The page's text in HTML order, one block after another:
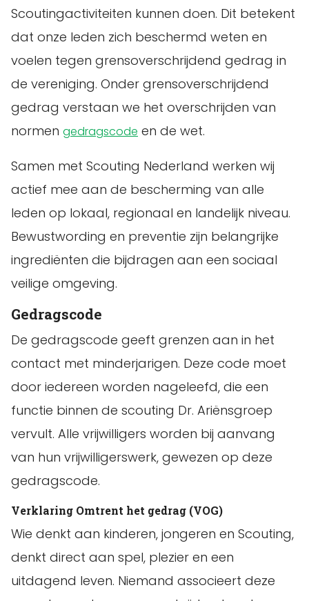
Scoutingactiviteiten kunnen doen. Dit betekent
dat onze leden zich beschermd weten en
voelen tegen grensoverschrijdend gedrag in
de vereniging. Onder grensoverschrijdend
gedrag verstaan we het overschrijden van
normen gedragscode en de wet.
Samen met Scouting Nederland werken wij
actief mee aan de bescherming van alle
leden op lokaal, regionaal en landelijk niveau.
Bewustwording en preventie zijn belangrijke
ingrediënten die bijdragen aan een sociaal
veilige omgeving.
Gedragscode
De gedragscode geeft grenzen aan in het
contact met minderjarigen. Deze code moet
door iedereen worden nageleefd, die een
functie binnen de scouting Dr. Ariënsgroep
vervult. Alle vrijwilligers worden bij aanvang
van hun vrijwilligerswerk, gewezen op deze
gedragscode.
Verklaring Omtrent het gedrag (VOG)
Wie denkt aan kinderen, jongeren en Scouting,
denkt direct aan spel, plezier en een
uitdagend leven. Niemand associeert deze